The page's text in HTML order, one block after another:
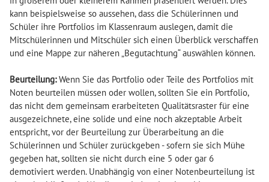
kann beispielsweise so aussehen, dass die Schülerinnen und
Schüler ihre Portfolios im Klassenraum auslegen, damit die
Mitschülerinnen und Mitschüler sich einen Überblick verschaffen
und eine Mappe zur näheren „Begutachtung“ auswählen können.
Beurteilung:Wenn Sie das Portfolio oder Teile des Portfolios mit
Noten beurteilen müssen oder wollen, sollten Sie ein Portfolio,
das nicht dem gemeinsam erarbeiteten Qualitätsraster für eine
ausgezeichnete, eine solide und eine noch akzeptable Arbeit
entspricht, vor der Beurteilung zur Überarbeitung an die
Schülerinnen und Schüler zurückgeben - sofern sie sich Mühe
gegeben hat, sollten sie nicht durch eine 5 oder gar 6
demotiviert werden. Unabhängig von einer Notenbeurteilung ist